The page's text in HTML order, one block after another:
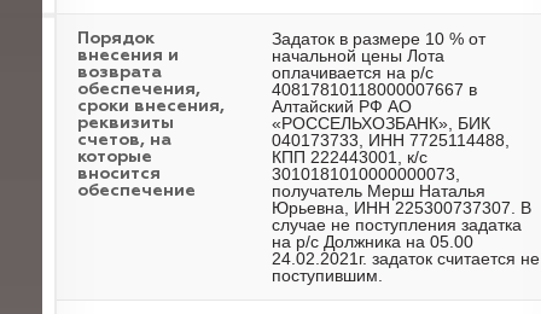
Порядок
внесения и
возврата
обеспечения,
сроки внесения,
реквизиты
счетов, на
которые
вносится
обеспечение
Задаток в размере 10 % от
начальной цены Лота
оплачивается на р/с
40817810118000007667 в
Алтайский РФ АО
«РОССЕЛЬХОЗБАНК», БИК
040173733, ИНН 7725114488,
КПП 222443001, к/с
3010181010000000073,
получатель Мерш Наталья
Юрьевна, ИНН 225300737307. В
случае не поступления задатка
на р/с Должника на 05.00
24.02.2021г. задаток считается не
поступившим.